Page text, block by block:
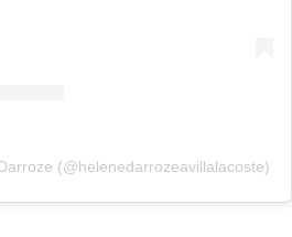
(@helenedarrozeavillalacoste)